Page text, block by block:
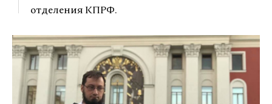
отделения КПРФ.